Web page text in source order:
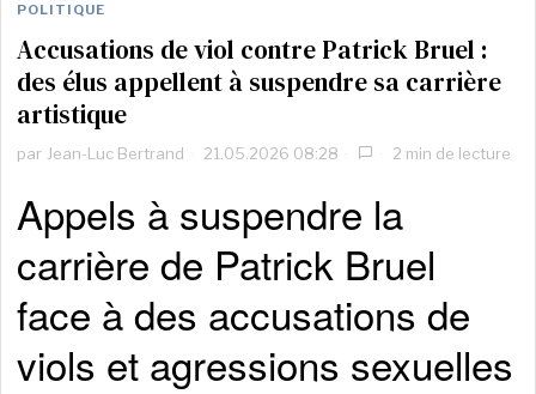
POLITIQUE
Accusations de viol contre Patrick Bruel :
des élus appellent à suspendre sa carrière
artistique
par Jean-Luc Bertrand 21.05.2026 08:28 2 min de lecture
Appels à suspendre la
carrière de Patrick Bruel
face à des accusations de
viols et agressions sexuelles